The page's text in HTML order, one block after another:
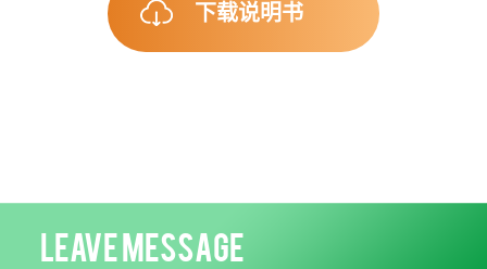
下载说明书
LEAVE MESSAGE